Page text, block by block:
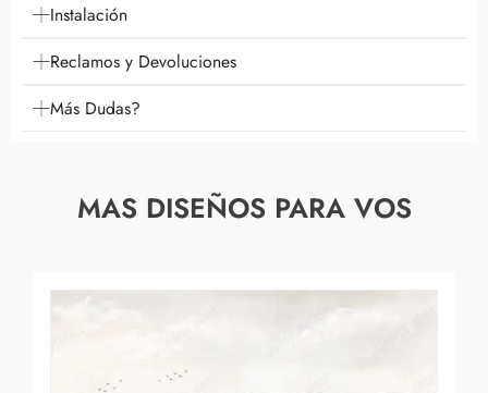
Instalación
Reclamos y Devoluciones
Más Dudas?
MAS DISEÑOS PARA VOS